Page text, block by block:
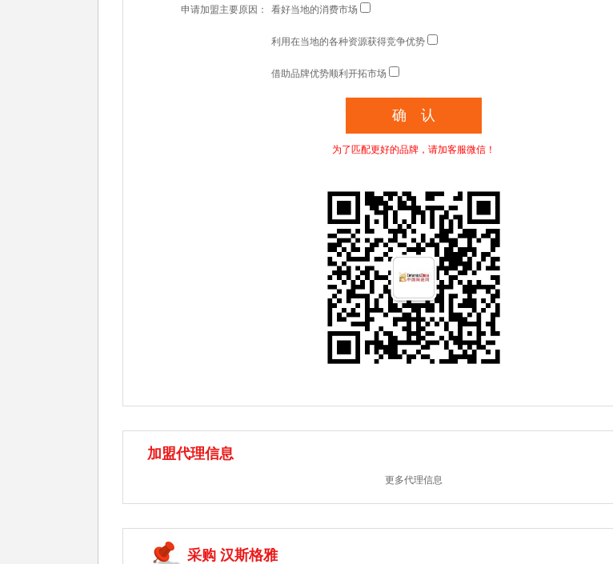
申请加盟主要原因： 看好当地的消费市场
利用在当地的各种资源获得竞争优势
借助品牌优势顺利开拓市场
为了匹配更好的品牌，请加客服微信！
加盟代理信息
更多代理信息
采购 汉斯格雅